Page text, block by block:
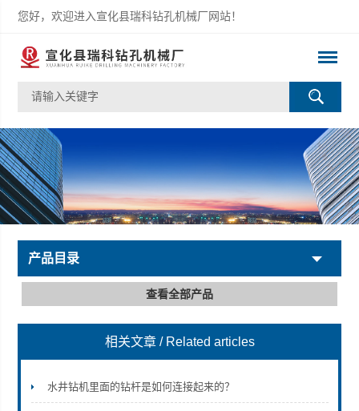
您好，欢迎进入宣化县瑞科钻孔机械厂网站！
产品目录
查看全部产品
相关文章 / Related articles
水井钻机里面的钻杆是如何连接起来的？